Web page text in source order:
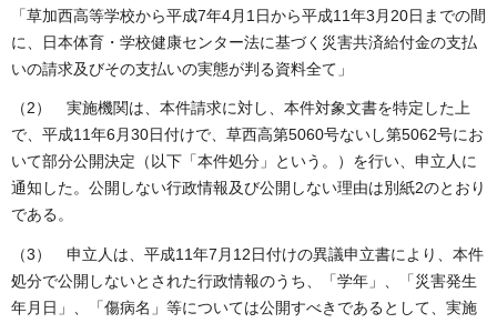
「草加西高等学校から平成7年4月1日から平成11年3月20日までの間
に、日本体育・学校健康センター法に基づく災害共済給付金の支払
いの請求及びその支払いの実態が判る資料全て」
（2） 実施機関は、本件請求に対し、本件対象文書を特定した上
で、平成11年6月30日付けで、草西高第5060号ないし第5062号にお
いて部分公開決定（以下「本件処分」という。）を行い、申立人に
通知した。公開しない行政情報及び公開しない理由は別紙2のとおり
である。
（3） 申立人は、平成11年7月12日付けの異議申立書により、本件
処分で公開しないとされた行政情報のうち、「学年」、「災害発生
年月日」、「傷病名」等については公開すべきであるとして、実施